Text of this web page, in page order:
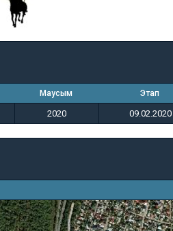
Маусым Этап
2020 09.02.2020